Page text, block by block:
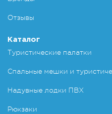
Отзывы
Каталог
Туристические палатки
Спальные мешки и
Надувные лодки ПВХ
Рюкзаки